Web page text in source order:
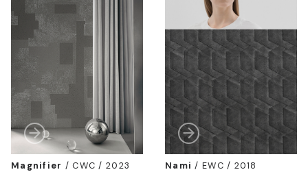
Magnifier /CWC / 2023 Nami / EWC / 2018